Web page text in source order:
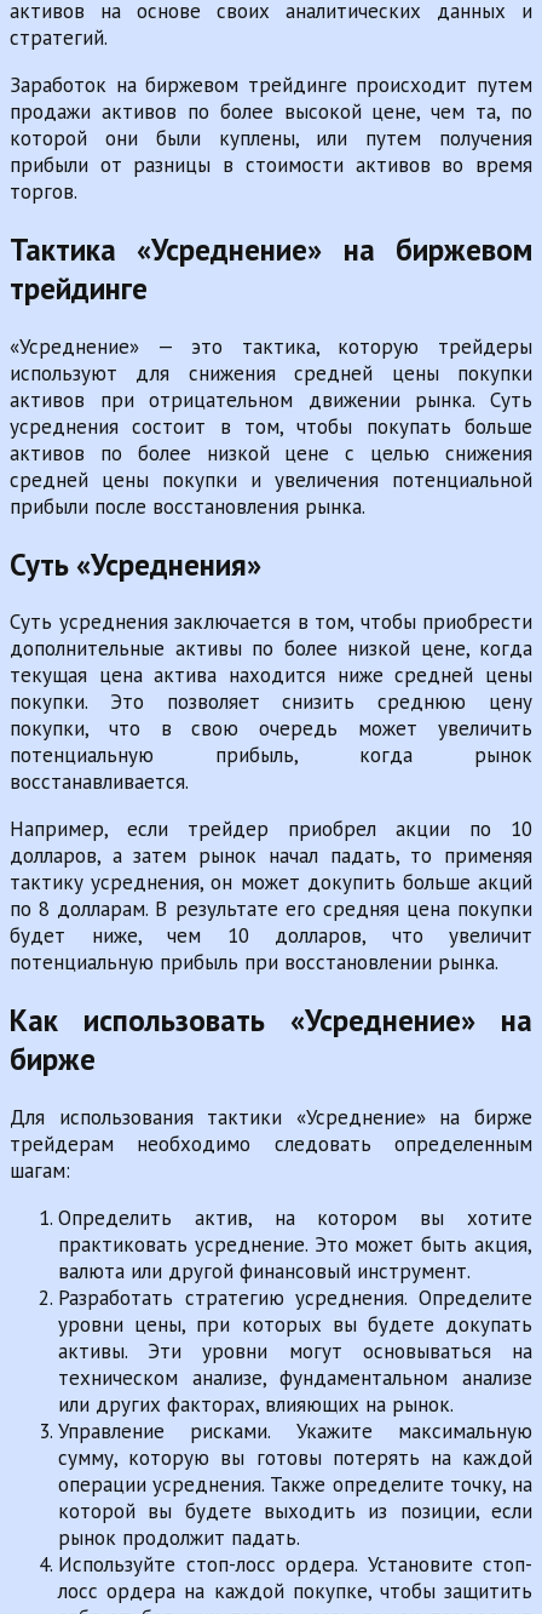
активов на основе своих аналитических данных и
стратегий.
Заработок на биржевом трейдинге происходит путем
продажи активов по более высокой цене, чем та, по
которой они были куплены, или путем получения
прибыли от разницы в стоимости активов во время
торгов.
Тактика «Усреднение» на биржевом
трейдинге
«Усреднение» — это тактика, которую трейдеры
используют для снижения средней цены покупки
активов при отрицательном движении рынка. Суть
усреднения состоит в том, чтобы покупать больше
активов по более низкой цене с целью снижения
средней цены покупки и увеличения потенциальной
прибыли после восстановления рынка.
Суть «Усреднения»
Суть усреднения заключается в том, чтобы приобрести
дополнительные активы по более низкой цене, когда
текущая цена актива находится ниже средней цены
покупки. Это позволяет снизить среднюю цену
покупки, что в свою очередь может увеличить
потенциальную прибыль, когда рынок
восстанавливается.
Например, если трейдер приобрел акции по 10
долларов, а затем рынок начал падать, то применяя
тактику усреднения, он может докупить больше акций
по 8 долларам. В результате его средняя цена покупки
будет ниже, чем 10 долларов, что увеличит
потенциальную прибыль при восстановлении рынка.
Как использовать «Усреднение» на
бирже
Для использования тактики «Усреднение» на бирже
трейдерам необходимо следовать определенным
шагам:
Определить актив, на котором вы хотите
практиковать усреднение. Это может быть акция,
валюта или другой финансовый инструмент.
Разработать стратегию усреднения. Определите
уровни цены, при которых вы будете докупать
активы. Эти уровни могут основываться на
техническом анализе, фундаментальном анализе
или других факторах, влияющих на рынок.
Управление рисками. Укажите максимальную
сумму, которую вы готовы потерять на каждой
операции усреднения. Также определите точку, на
которой вы будете выходить из позиции, если
рынок продолжит падать.
Используйте стоп-лосс ордера. Установите стоп-
лосс ордера на каждой покупке, чтобы защитить